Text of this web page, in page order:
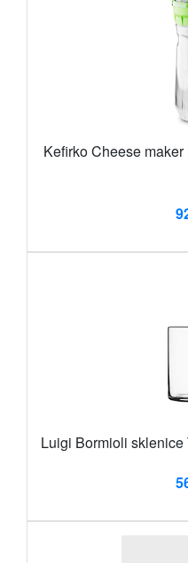
Kefirko Cheese
Luigi Bormioli